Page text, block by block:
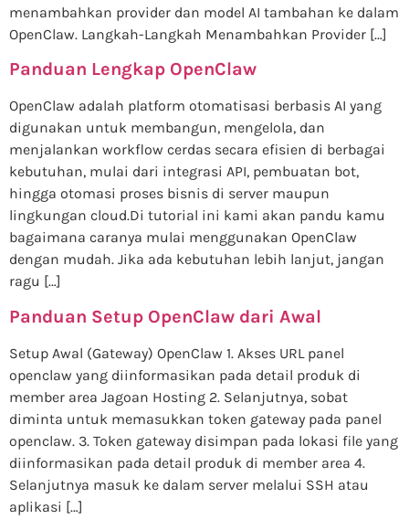
menambahkan provider dan model AI tambahan ke dalam
OpenClaw. Langkah-Langkah Menambahkan Provider […]
Panduan Lengkap OpenClaw
OpenClaw adalah platform otomatisasi berbasis AI yang
digunakan untuk membangun, mengelola, dan
menjalankan workflow cerdas secara efisien di berbagai
kebutuhan, mulai dari integrasi API, pembuatan bot,
hingga otomasi proses bisnis di server maupun
lingkungan cloud.Di tutorial ini kami akan pandu kamu
bagaimana caranya mulai menggunakan OpenClaw
dengan mudah. Jika ada kebutuhan lebih lanjut, jangan
ragu […]
Panduan Setup OpenClaw dari Awal
Setup Awal (Gateway) OpenClaw 1. Akses URL panel
openclaw yang diinformasikan pada detail produk di
member area Jagoan Hosting 2. Selanjutnya, sobat
diminta untuk memasukkan token gateway pada panel
openclaw. 3. Token gateway disimpan pada lokasi file yang
diinformasikan pada detail produk di member area 4.
Selanjutnya masuk ke dalam server melalui SSH atau
aplikasi […]